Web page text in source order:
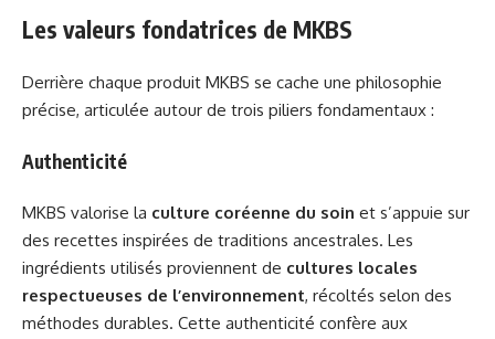
Les valeurs fondatrices de MKBS
Derrière chaque produit MKBS se cache une philosophie
précise, articulée autour de trois piliers fondamentaux :
Authenticité
MKBS valorise la culture coréenne du soin et s’appuie sur
des recettes inspirées de traditions ancestrales. Les
ingrédients utilisés proviennent de cultures locales
respectueuses de l’environnement, récoltés selon des
méthodes durables. Cette authenticité confère aux